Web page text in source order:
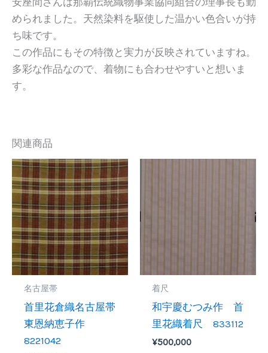
められました。天然染料を駆使した温かい色合いが持
ち味です。
この作品にもその特徴と実力が反映されていますね。
多彩な作品なので、着物にも合わせやすいと想いま
す。
関連商品
名古屋帯
首里花倉織名古屋帯
東恩納恵子作
8221042
着尺
和宇慶むつみ作 首
里花織着尺 833112
¥500,000